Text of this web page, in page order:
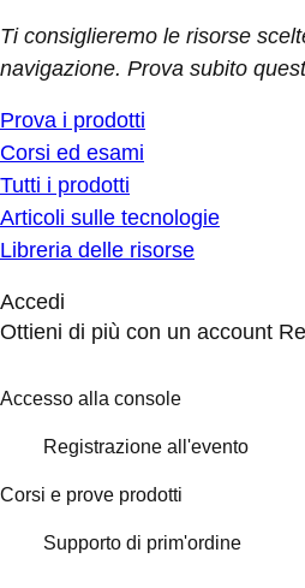
Ti consiglieremo le risorse
navigazione. Prova subito
Prova i prodotti
Corsi ed esami
Tutti i prodotti
Articoli sulle tecnologie
Libreria delle risorse
Accedi
Ottieni di più con un account
Accesso alla console
Registrazione all'evento
Corsi e prove prodotti
Supporto di prim'ordine